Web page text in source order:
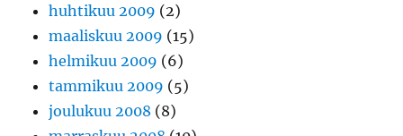
huhtikuu 2009 (2)
maaliskuu 2009 (15)
helmikuu 2009 (6)
tammikuu 2009 (5)
joulukuu 2008 (8)